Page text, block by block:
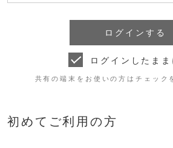
ログインしたまま
共有の端末をお使いの方はチェック
初めてご利用の方